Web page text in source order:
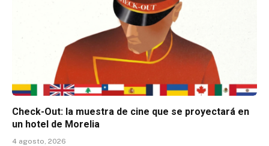
Check-Out: la muestra de cine que se proyectará en
un hotel de Morelia
4 agosto, 2026